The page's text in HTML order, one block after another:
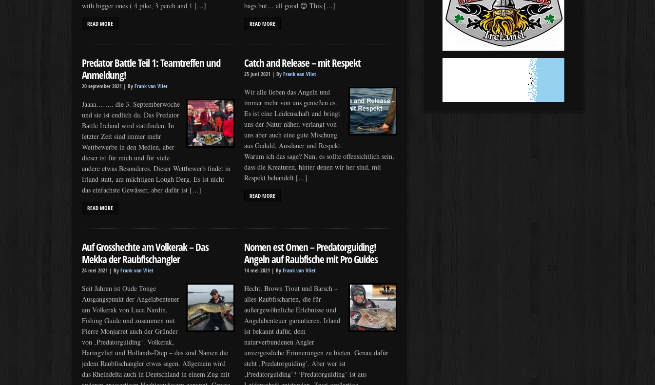
with bigger ones ( 4 pike, 3 perch and 1 […]
READ MORE
bags but… all good 😊 This […]
READ MORE
Predator Battle Teil 1: Teamtreffen und
Anmeldung!
20 september 2021 | By Frank van Vliet
Jaaaa…….. die 3. Septemberwoche
und sie ist endlich da. Das Predator
Battle Ireland wird stattfinden. In
letzter Zeit sind immer mehr
Wettbewerbe in den Medien, aber
dieser ist für mich und für viele
andere etwas Besonderes. Dieser Wettbewerb findet in
Irland statt, am mächtigen Lough Derg. Es ist nicht
das einfachste Gewässer, aber dafür ist […]
READ MORE
Catch and Release – mit Respekt
25 juni 2021 |ByFrank van Vliet
Wir alle lieben das Angeln und
immer mehr von uns genießen es.
Es ist eine Leidenschaft und bringt
uns der Natur näher, verlangt von
uns aber auch eine gute Mischung
aus Geduld, Ausdauer und Respekt.
Warum ich das sage? Nun, es sollte offensichtlich sein,
dass die Kreaturen, hinter denen wir her sind, mit
Respekt behandelt […]
READ MORE
Auf Grosshechte am Volkerak – Das
Mekka der Raubfischangler
24 mei 2021 | By Frank van Vliet
Seit Jahren ist Oude Tonge
Ausgangspunkt der Angelabenteuer
am Volkerak von Luca Nardin,
Fishing Guide und zusammen mit
Pierre Monjarret auch der Gründer
von ‚Predatorguiding‘. Volkerak,
Haringvliet und Hollands-Diep – das sind Namen die
jedem Raubfischangler etwas sagen. Allgemein wird
das Rheindelta auch in Deutschland in einem Zug mit
Nomen est Omen – Predatorguiding!
Angeln auf Raubfische mit Pro Guides
14 mei 2021 |ByFrank van Vliet
Hecht, Brown Trout und Barsch –
alles Raubfischarten, die für
außergewöhnliche Erlebnisse und
Angelabenteuer garantieren. Irland
ist bekannt dafür, dem
naturverbundenen Angler
unvergessliche Erinnerungen zu bieten. Genau dafür
steht ‚Predatorguiding’. Aber wer ist
‚Predatorguiding’? ‘Predatorguiding’ ist aus